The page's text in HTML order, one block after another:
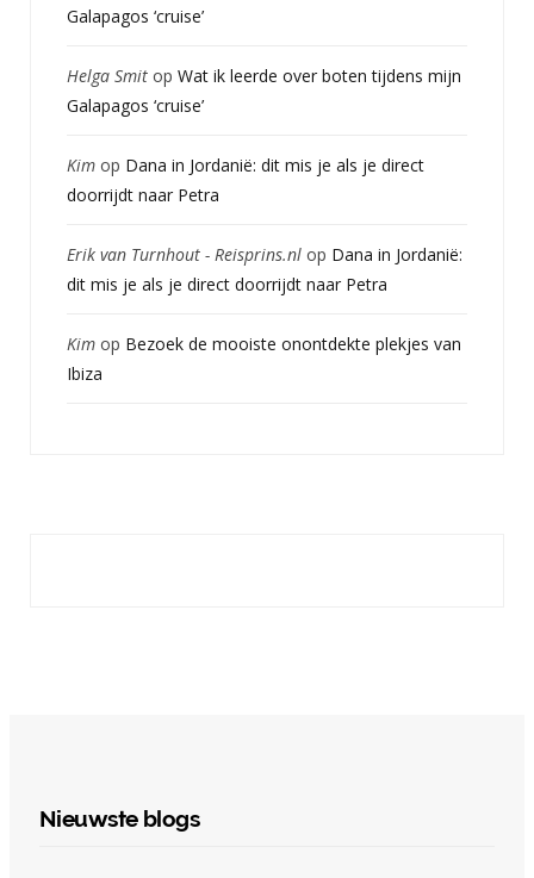
Galapagos ‘cruise’
Helga Smit op Wat ik leerde over boten tijdens mijn
Galapagos ‘cruise’
Kim op Dana in Jordanië: dit mis je als je direct
doorrijdt naar Petra
Erik van Turnhout - Reisprins.nl op Dana in Jordanië:
dit mis je als je direct doorrijdt naar Petra
Kim op Bezoek de mooiste onontdekte plekjes van
Ibiza
Nieuwste blogs